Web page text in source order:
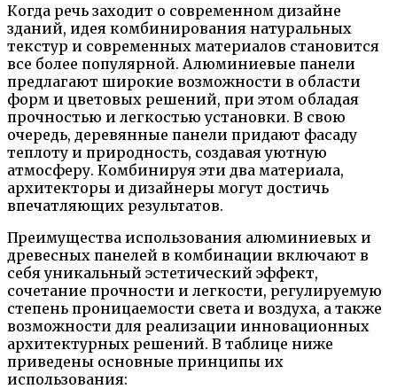
Когда речь заходит о современном дизайне
зданий, идея комбинирования натуральных
текстур и современных материалов становится
все более популярной. Алюминиевые панели
предлагают широкие возможности в области
форм и цветовых решений, при этом обладая
прочностью и легкостью установки. В свою
очередь, деревянные панели придают фасаду
теплоту и природность, создавая уютную
атмосферу. Комбинируя эти два материала,
архитекторы и дизайнеры могут достичь
впечатляющих результатов.
Преимущества использования алюминиевых и
древесных панелей в комбинации включают в
себя уникальный эстетический эффект,
сочетание прочности и легкости, регулируемую
степень проницаемости света и воздуха, а также
возможности для реализации инновационных
архитектурных решений. В таблице ниже
приведены основные принципы их
использования: